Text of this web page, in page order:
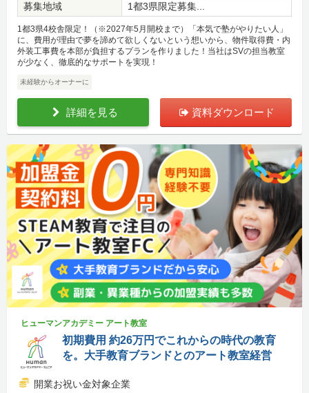
募集地域
1都3県限定募集...
1都3県4校舎限定！（※2027年5月開校まで）「本気で塾がやりたい人」
に、費用が理由で夢を諦めて欲しくないという想いから、物件取得費・内
外装工事費を本部が負担するプランを作りました！当社はSVの担当教室
が少なく、徹底的なサポートを実現！
未経験からオーナーに
詳細を見る 資料ダウンロード
ヒューマンアカデミー アート教室
初期費用 約26万円でこれからの時代の教育
を。大手教育ブランドとのアート教室経営
開業お祝い金対象企業